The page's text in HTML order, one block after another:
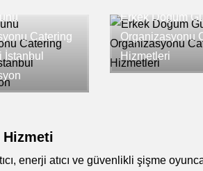
Catering
İstanbul
Erkek Doğum
Organizasyonu
Hizmetleri
enerji atıcı ve güvenlikli şişme